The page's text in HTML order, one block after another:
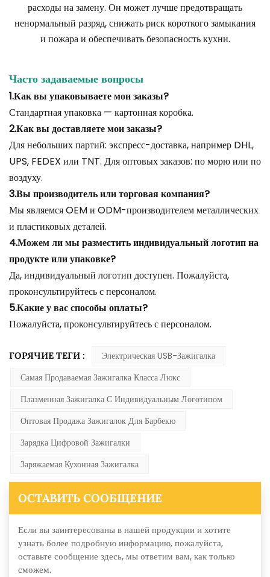
расходы на замену. Он может лучше предотвращать
ненормальный разряд, снижать риск короткого замыкания
и пожара и обеспечивать безопасность кухни.
Часто задаваемые вопросы
1.Как вы упаковываете мои заказы?
Стандартная упаковка — картонная коробка.
2.Как вы доставляете мои заказы?
Для небольших партий: экспресс-доставка, например DHL,
UPS, FEDEX или TNT. Для оптовых заказов: по морю или по
воздуху.
3.Вы производитель или торговая компания?
Мы являемся OEM и ODM-производителем металлических
и пластиковых деталей.
4.Можем ли мы разместить индивидуальный логотип на
продукте или упаковке?
Да, индивидуальный логотип доступен. Пожалуйста,
проконсультируйтесь с персоналом.
5.Какие у вас способы оплаты?
Пожалуйста, проконсультируйтесь с персоналом.
ГОРЯЧИЕ ТЕГИ :
Электрическая USB-Зажигалка
Самая Продаваемая Зажигалка Класса Люкс
Плазменная Зажигалка С Индивидуальным Логотипом
Оптовая Продажа Зажигалок Для Барбекю
Зарядка Цифровой Зажигалки
Заряжаемая Кухонная Зажигалка
ОСТАВИТЬ СООБЩЕНИЕ
Если вы заинтересованы в нашей продукции и хотите
узнать более подробную информацию, пожалуйста,
оставьте сообщение здесь, мы ответим вам, как только
сможем.